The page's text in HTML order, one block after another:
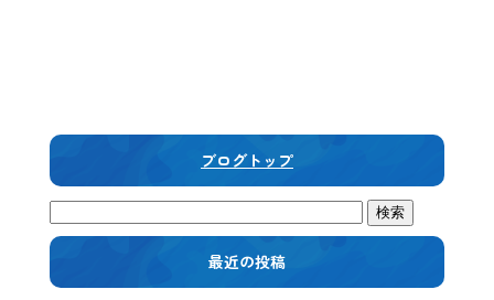
ブログトップ
最近の投稿